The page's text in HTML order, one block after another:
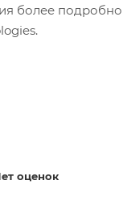
более
оценок